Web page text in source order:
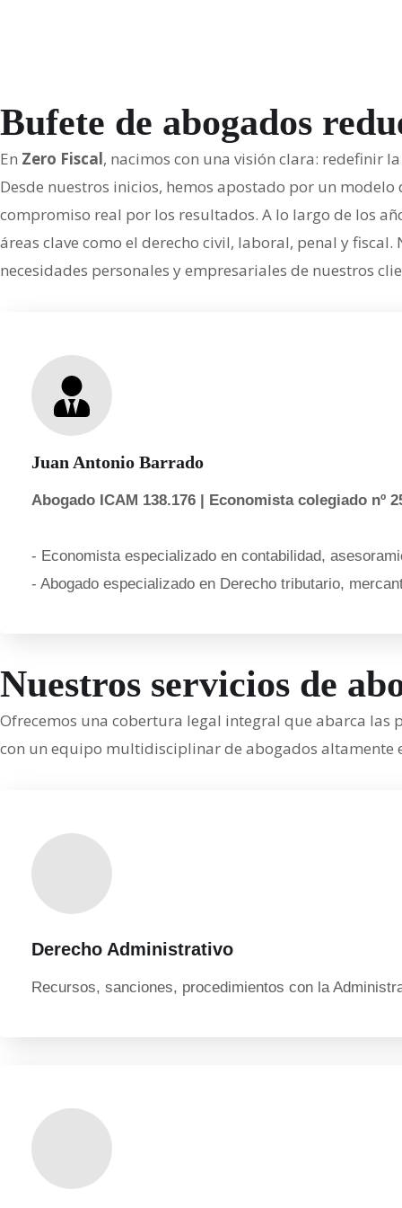
Bufete de abogados
En Zero Fiscal, nacimos con una visión clara: redefinir
Desde nuestros inicios, hemos apostado por un
compromiso real por los resultados. A lo largo de los
áreas clave como el derecho civil, laboral, penal y
necesidades personales y empresariales de nuestros
Juan Antonio Barrado
Abogado ICAM 138.176 | Economista colegiado nº
- Economista especializado en contabilidad,
- Abogado especializado en Derecho tributario,
Nuestros servicios de
Ofrecemos una cobertura legal integral que abarca las
con un equipo multidisciplinar de abogados altamente
Derecho Administrativo
Recursos, sanciones, procedimientos con la